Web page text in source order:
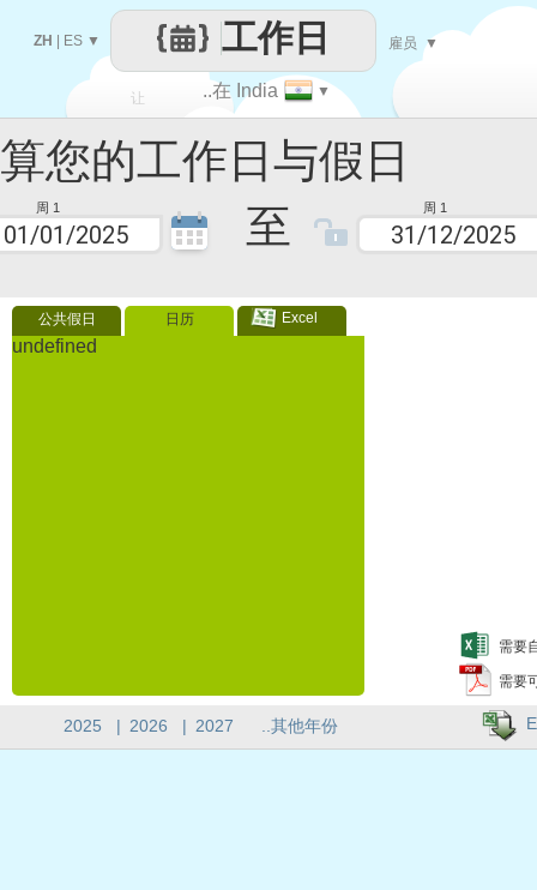
工作日与假日
周 1 至 周 1
公共假日 日历 Excel
undefined
需要
需要
让
每一天
..在 India ▼
工作日
ZH ES ▼ 雇员 ▼
2025 | 2026 | 2027 ..其他年份